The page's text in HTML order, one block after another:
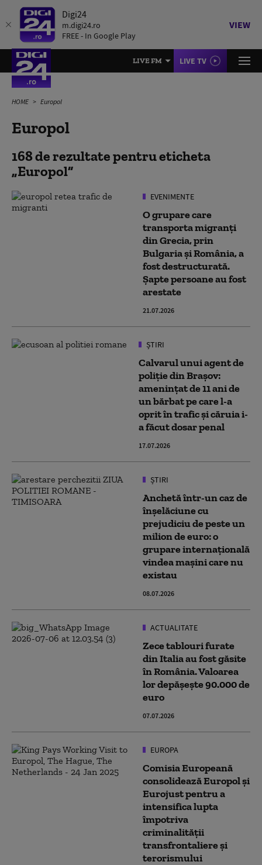
Digi24
m.digi24.ro
FREE - In Google Play
VIEW
LIVE FM LIVE TV
HOME Europol
Europol
168 de rezultate pentru eticheta
Europol
EVENIMENTE
O grupare care
transporta migranţi
din Grecia, prin
Bulgaria şi România, a
fost destructurată.
Șapte persoane au fost
arestate
21.07.2026
ȘTIRI
Calvarul unui agent de
poliție din Brașov:
amenințat de 11 ani de
un bărbat pe care l-a
oprit în trafic și căruia i-
a făcut dosar penal
17.07.2026
ȘTIRI
Anchetă într-un caz de
înșelăciune cu
prejudiciu de peste un
milion de euro: o
grupare internațională
vindea mașini care nu
existau
08.07.2026
ACTUALITATE
Zece tablouri furate
din Italia au fost găsite
în România. Valoarea
lor depășește 90.000 de
euro
07.07.2026
EUROPA
Comisia Europeană
consolidează Europol şi
Eurojust pentru a
intensifica lupta
împotriva
criminalităţii
transfrontaliere şi
terorismului